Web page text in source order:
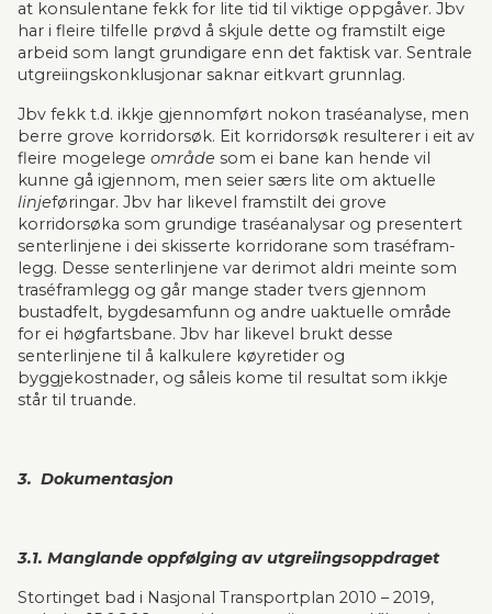
at konsulentane fekk for lite tid til viktige opp­gåver. Jbv
har i fleire tilfelle prøvd å skjule dette og framstilt eige
arbeid som langt grundigare enn det faktisk var. Sentrale
utgreiingskonklusjonar saknar eitkvart grunn­lag.
Jbv fekk t.d. ikkje gjennomført nokon traséanalyse, men
berre grove kor­ri­dor­søk. Eit korridor­søk resulterer i eit av
fleire mogelege område som ei bane kan hende vil
linje­fø­ringar. Jbv har likevel fram­stilt dei grove
korridorsøka som grundige traséanalysar og presentert
senterlinjene i dei skisserte korridorane som trasé­fram­
legg. Desse senterlinjene var derimot aldri meinte som
traséframlegg og går mange stader tvers gjennom
bustadfelt, bygdesamfunn og andre uaktuelle område
for ei høgfartsbane. Jbv har like­vel brukt desse
senterlinjene til å kalkulere køyretider og
byggjekostnader, og såleis kome til resultat som ikkje
står til truande.
3.  Dokumentasjon
3.1. Manglande oppfølging av utgreiingsoppdraget
Stortinget bad i Nasjonal Transportplan 2010 – 2019,